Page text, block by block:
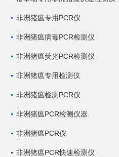
非洲猪瘟专用PCR仪
非洲猪瘟病毒PCR检测仪
非洲猪瘟荧光PCR检测仪
非洲猪瘟专用检测仪
非洲猪瘟检测PCR仪
非洲猪瘟PCR检测仪器
非洲猪瘟PCR仪
非洲猪瘟PCR快速检测仪